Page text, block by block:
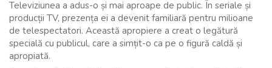
Televiziunea a adus-o și mai aproape de public. În seriale și
producții TV, prezența ei a devenit familiară pentru milioane
de telespectatori. Această apropiere a creat o legătură
specială cu publicul, care a simțit-o ca pe o figură caldă și
apropiată.